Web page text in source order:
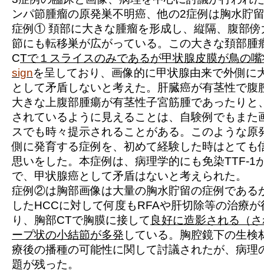
ンパ節腫瘤の原発巣不明癌、他の2症例は胸水貯
症例① 頚部に大きな腫瘤を形成し、縦隔、腹部
節にも転移巣が広がっている。この大きな頚部腫
CTで１スライスのみであるが甲状腺皮膜が鳥の
signを呈しており、画像的に甲状腺由来で外側に
として矛盾しないと考えた。肝臓癌が有茎性で腹
大きな上腹部腫瘍が有茎性子宮筋腫であったりと
されているように見えることは、自験例でもまた
スでも時々提示されることがある。このような原
側に発育する症例を、初めて経験した時はとても
思いをした。本症例は、病理学的にも免染TTF-1
で、甲状腺癌として矛盾はないと考えられた。
症例②は胸部画像は大量の胸水貯留の症例である
したHCCに対して何度もRFAや肝切除等の治療
り、胸部CTで胸膜に接して 良好に造影される（
ープ状の小結節が多発 している。胸腔鏡下の生検
療後の播種の可能性に関して討議されたが、病理
題が残った。